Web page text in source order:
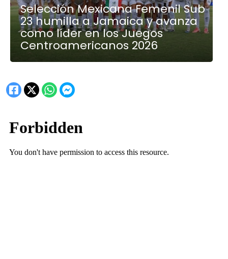
Selección Mexicana Femenil Sub
23 humilla a Jamaica y avanza
como líder en los Juegos
Centroamericanos 2026